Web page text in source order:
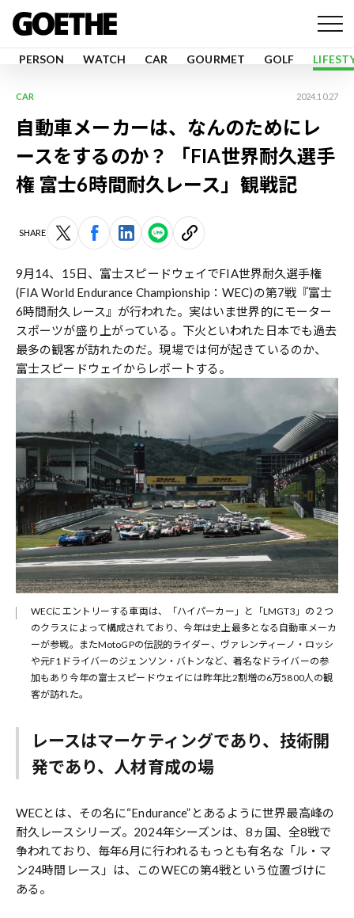
PERSON WATCH CAR GOURMET GOLF
CAR 2024.10.27
自動車メーカーは、なんのためにレ
ースをするのか？ 「FIA世界耐久選手
権 富士6時間耐久レース」観戦記
SHARE
9月14、15日、富士スピードウェイでFIA世界耐久選手権
(FIA World Endurance Championship：WEC)の第7戦『富士
6時間耐久レース』が行われた。実はいま世界的にモーター
スポーツが盛り上がっている。下火といわれた日本でも過去
最多の観客が訪れたのだ。現場では何が起きているのか、
富士スピードウェイからレポートする。
WECにエントリーする車両は、「ハイパーカー」と「LMGT3」の２つ
のクラスによって構成されており、今年は史上最多となる自動車メーカ
ーが参戦。またMotoGPの伝説的ライダー、ヴァレンティーノ・ロッシ
や元F1ドライバーのジェンソン・バトンなど、著名なドライバーの参
加もあり今年の富士スピードウェイには昨年比2割増の6万5800人の観
客が訪れた。
レースはマーケティングであり、技術開
発であり、人材育成の場
WECとは、その名に“Endurance”とあるように世界最高峰の
耐久レースシリーズ。2024年シーズンは、8ヵ国、全8戦で
争われており、毎年6月に行われるもっとも有名な「ル・マ
ン24時間レース」は、このWECの第4戦という位置づけに
ある。